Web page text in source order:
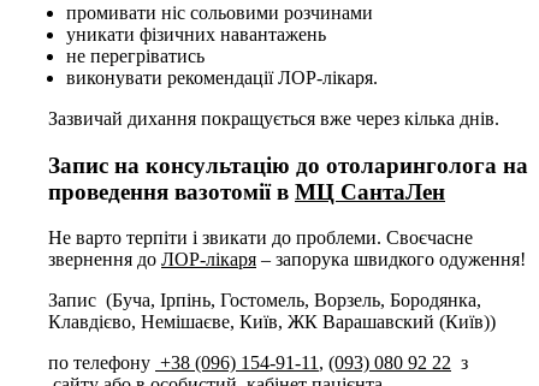
промивати ніс сольовими розчинами
уникати фізичних навантажень
не перегріватись
виконувати рекомендації ЛОР-лікаря.
Зазвичай дихання покращується вже через кілька днів.
Запис на консультацію до отоларинголога на
проведення вазотомії в МЦ СантаЛен
Не варто терпіти і звикати до проблеми. Своєчасне
звернення до ЛОР-лікаря – запорука швидкого одуження!
Запис (Буча, Ірпінь, Гостомель, Ворзель, Бородянка,
Клавдієво, Немішаєве, Київ, ЖК Варашавский (Київ))
по телефону +38 (096) 154-91-11 , (093) 080 92 22 з